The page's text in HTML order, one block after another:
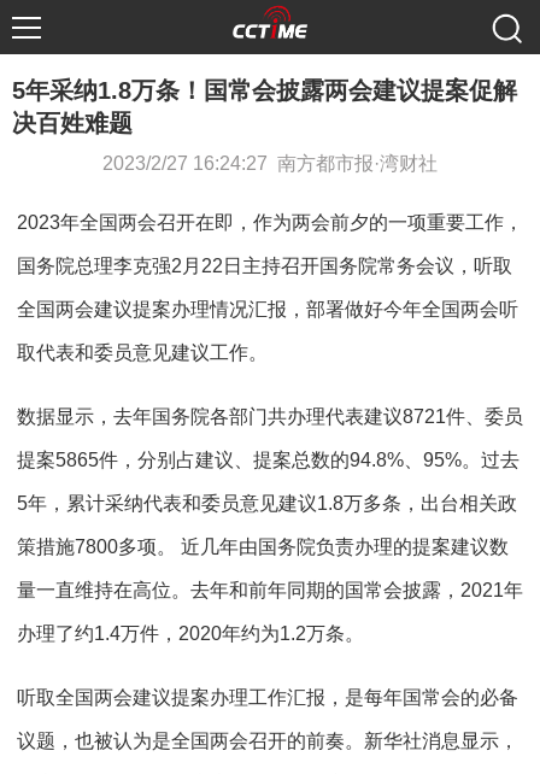
5年采纳1.8万条！国常会披露两会建议提案促解
决百姓难题
2023/2/27 16:24:27 南方都市报·湾财社
2023年全国两会召开在即，作为两会前夕的一项重要工作，
国务院总理李克强2月22日主持召开国务院常务会议，听取
全国两会建议提案办理情况汇报，部署做好今年全国两会听
取代表和委员意见建议工作。
数据显示，去年国务院各部门共办理代表建议8721件、委员
提案5865件，分别占建议、提案总数的94.8%、95%。过去
5年，累计采纳代表和委员意见建议1.8万多条，出台相关政
策措施7800多项。 近几年由国务院负责办理的提案建议数
量一直维持在高位。去年和前年同期的国常会披露，2021年
办理了约1.4万件，2020年约为1.2万条。
听取全国两会建议提案办理工作汇报，是每年国常会的必备
议题，也被认为是全国两会召开的前奏。新华社消息显示，